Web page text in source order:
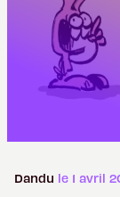
Dandu le 1 avril